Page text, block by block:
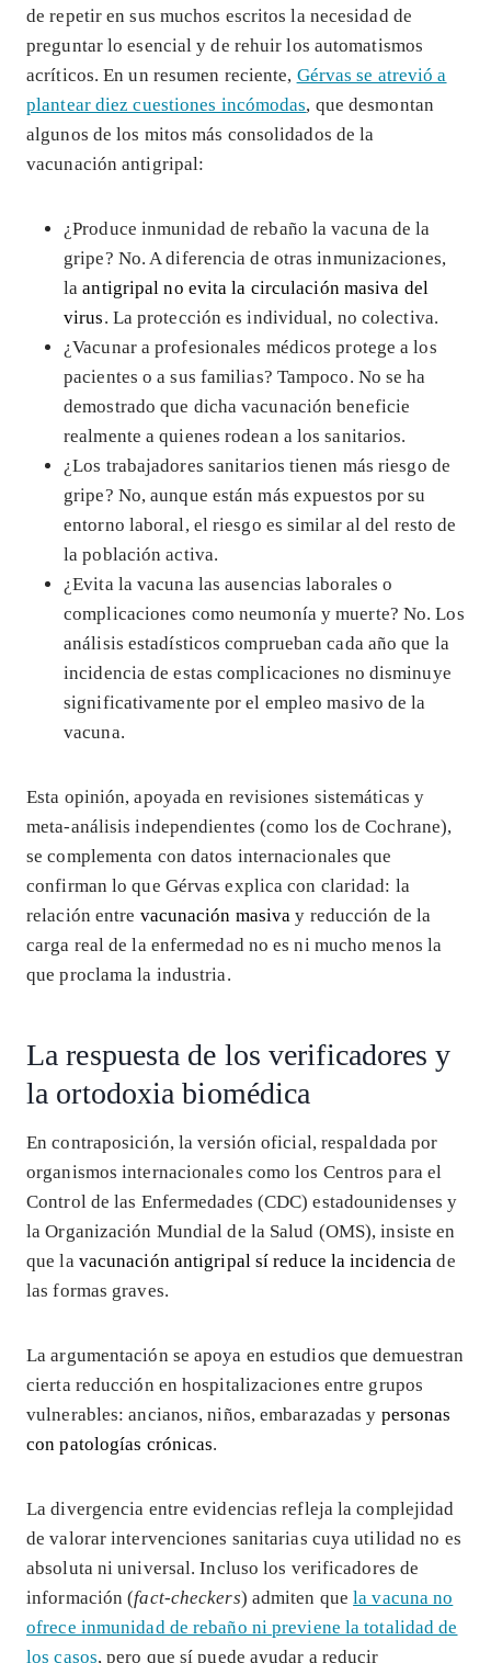
de repetir en sus muchos escritos la necesidad de
preguntar lo esencial y de rehuir los automatismos
acríticos. En un resumen reciente, Gérvas se atrevió a
plantear diez cuestiones incómodas, que desmontan
algunos de los mitos más consolidados de la
vacunación antigripal:
¿Produce inmunidad de rebaño la vacuna de la
gripe? No. A diferencia de otras inmunizaciones,
laantigripal no evita la circulación masiva del
virus. La protección es individual, no colectiva.
¿Vacunar a profesionales médicos protege a los
pacientes o a sus familias? Tampoco. No se ha
demostrado que dicha vacunación beneficie
realmente a quienes rodean a los sanitarios.
¿Los trabajadores sanitarios tienen más riesgo de
gripe? No, aunque están más expuestos por su
entorno laboral, el riesgo es similar al del resto de
la población activa.
¿Evita la vacuna las ausencias laborales o
complicaciones como neumonía y muerte? No. Los
análisis estadísticos comprueban cada año que la
incidencia de estas complicaciones no disminuye
significativamente por el empleo masivo de la
vacuna.
Esta opinión, apoyada en revisiones sistemáticas y
meta-análisis independientes (como los de Cochrane),
se complementa con datos internacionales que
confirman lo que Gérvas explica con claridad: la
relación entre vacunación masiva y reducción de la
carga real de la enfermedad no es ni mucho menos la
que proclama la industria.
La respuesta de los verificadores y
la ortodoxia biomédica
En contraposición, la versión oficial, respaldada por
organismos internacionales como los Centros para el
Control de las Enfermedades (CDC) estadounidenses y
la Organización Mundial de la Salud (OMS), insiste en
que la vacunación antigripal sí reduce la incidencia de
las formas graves.
La argumentación se apoya en estudios que demuestran
cierta reducción en hospitalizaciones entre grupos
vulnerables: ancianos, niños, embarazadas y personas
con patologías crónicas.
La divergencia entre evidencias refleja la complejidad
de valorar intervenciones sanitarias cuya utilidad no es
absoluta ni universal. Incluso los verificadores de
información (fact-checkers) admiten quela vacuna no
ofrece inmunidad de rebaño ni previene la totalidad de
los casos, pero que sí puede ayudar a reducir